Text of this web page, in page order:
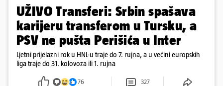
UŽIVO Transferi: Srbin spašava
karijeru transferom u Tursku, a
PSV ne pušta Perišića u Inter
Ljetni prijelazni rok u HNL-u traje do 7. rujna, a u većini europskih
liga traje do 31. kolovoza ili 1. rujna
76 327